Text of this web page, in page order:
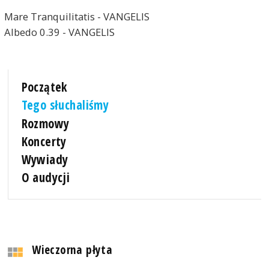
Mare Tranquilitatis - VANGELIS
Albedo 0.39 - VANGELIS
Początek
Tego słuchaliśmy
Rozmowy
Koncerty
Wywiady
O audycji
Wieczorna płyta